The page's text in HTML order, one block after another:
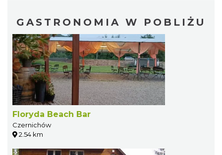
GASTRONOMIA W POBLIŻU
Floryda Beach Bar
Czernichów
2.54 km